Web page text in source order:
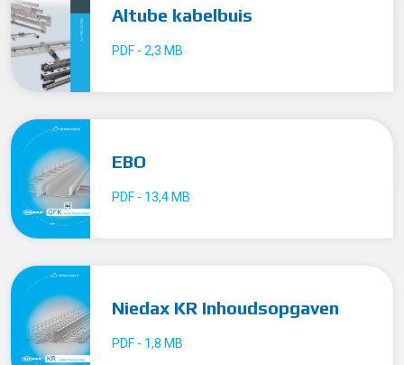
Altube kabelbuis
PDF - 2,3 MB
EBO
PDF - 13,4 MB
Niedax KR Inhoudsopgaven
PDF - 1,8 MB